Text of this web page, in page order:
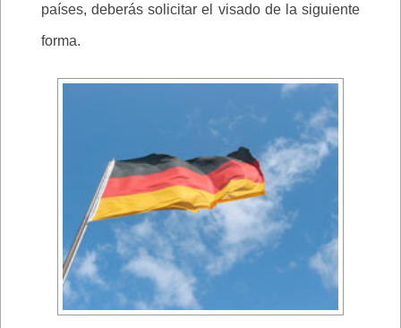
países, deberás solicitar el visado de la siguiente
forma.